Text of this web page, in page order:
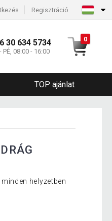
Regisztráció
30 634 5734
PÉ, 08:00 - 16:00
0
TOP ajánlat
helyzetben